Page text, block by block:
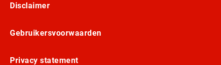
Disclaimer
Gebruikersvoorwaarden
Privacy statement